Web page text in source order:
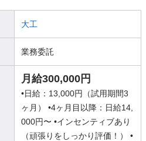
大工
業務委託
月給300,000円
•日給：13,000円（試用期間3
ヶ月） •4ヶ月目以降：日給14,
000円〜 •インセンティブあり
（頑張りをしっかり評価！） •